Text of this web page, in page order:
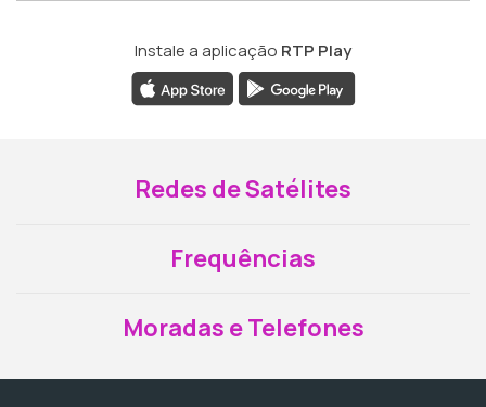
Instale a aplicação RTP Play
Redes de Satélites
Frequências
Moradas e Telefones